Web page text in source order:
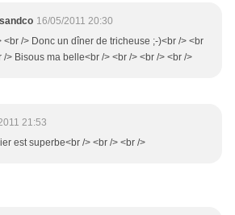
16/05/2011 20:30
<br /> Donc un dîner de tricheuse ;-)<br /> <br
/> Bisous ma belle<br /> <br /> <br /> <br />
21:53
est superbe<br /> <br /> <br />